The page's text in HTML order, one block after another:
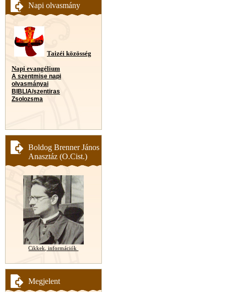
Napi olvasmány
Taizéi közösség
Napi evangélium
A szentmise napi
olvasmányai
BIBLIA/szentiras
Zsolozsma
Boldog Brenner János
Anasztáz (O.Cist.)
Cikkek, információk
Megjelent